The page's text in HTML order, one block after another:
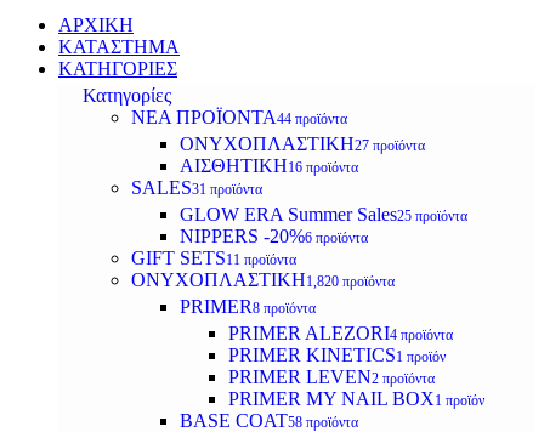
ΑΡΧΙΚΗ
ΚΑΤΑΣΤΗΜΑ
ΚΑΤΗΓΟΡΙΕΣ
Κατηγορίες
ΝΕΑ ΠΡΟΪΟΝΤΑ44 προϊόντα
ΟΝΥΧΟΠΛΑΣΤΙΚΗ27 προϊόντα
ΑΙΣΘΗΤΙΚΗ16 προϊόντα
SALES31 προϊόντα
GLOW ERA Summer Sales25 προϊόντα
NIPPERS -20%6 προϊόντα
GIFT SETS11 προϊόντα
ΟΝΥΧΟΠΛΑΣΤΙΚΗ1,820 προϊόντα
PRIMER8 προϊόντα
PRIMER ALEZORI4 προϊόντα
PRIMER KINETICS1 προϊόν
PRIMER LEVEN2 προϊόντα
PRIMER MY NAIL BOX1 προϊόν
BASE COAT58 προϊόντα